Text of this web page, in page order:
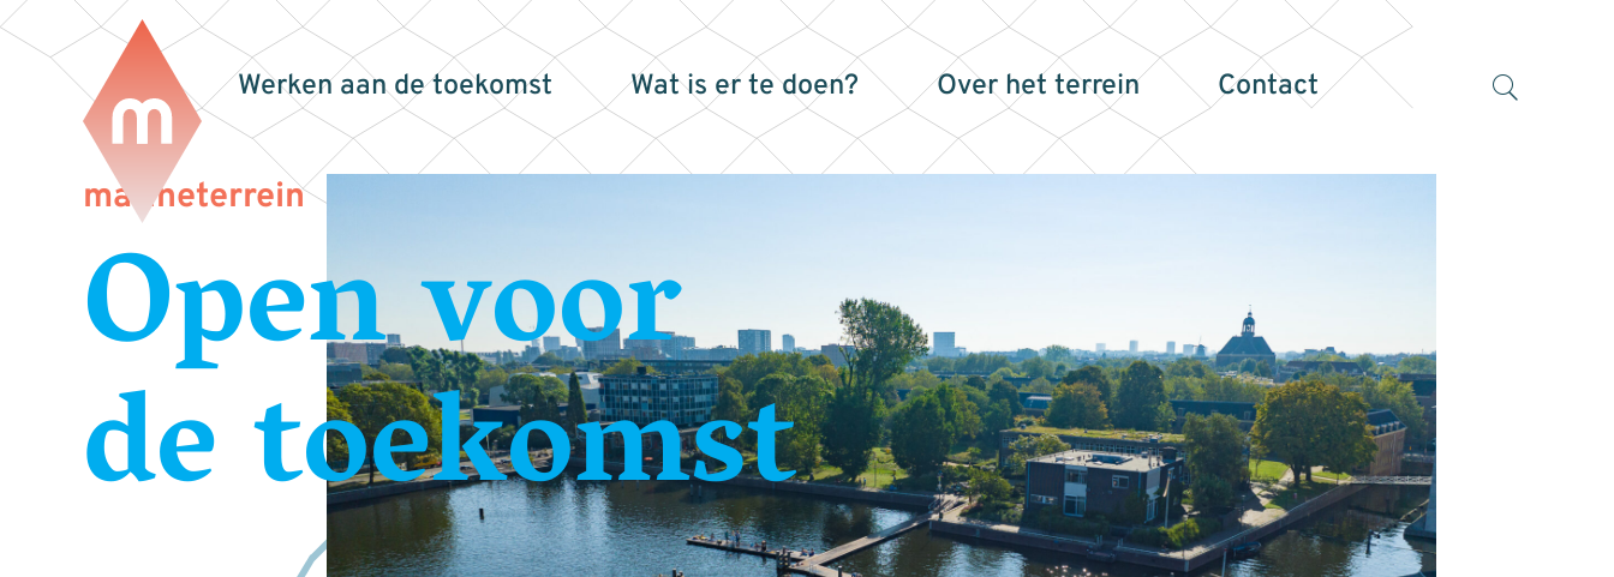
Werken aan de toekomst Wat is er te doen? Over het terrein Contact
marineterrein
Open voor
de toekomst